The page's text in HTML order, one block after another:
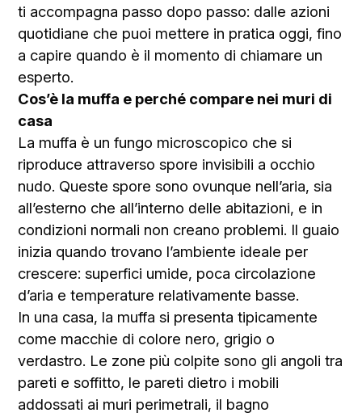
ti accompagna passo dopo passo: dalle azioni
quotidiane che puoi mettere in pratica oggi, fino
a capire quando è il momento di chiamare un
esperto.
Cos’è la muffa e perché compare nei muri di
casa
La muffa è un fungo microscopico che si
riproduce attraverso spore invisibili a occhio
nudo. Queste spore sono ovunque nell’aria, sia
all’esterno che all’interno delle abitazioni, e in
condizioni normali non creano problemi. Il guaio
inizia quando trovano l’ambiente ideale per
crescere: superfici umide, poca circolazione
d’aria e temperature relativamente basse.
In una casa, la muffa si presenta tipicamente
come macchie di colore nero, grigio o
verdastro. Le zone più colpite sono gli angoli tra
pareti e soffitto, le pareti dietro i mobili
addossati ai muri perimetrali, il bagno